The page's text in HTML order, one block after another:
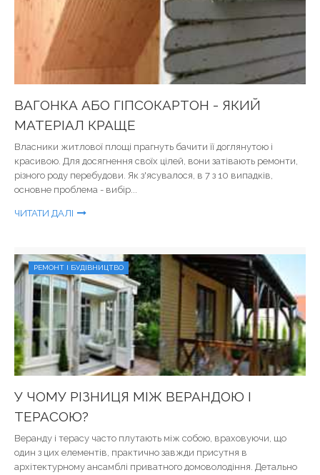
ВАГОНКА АБО ГІПСОКАРТОН - ЯКИЙ
МАТЕРІАЛ КРАЩЕ
Власники житлової площі прагнуть бачити її доглянутою і
красивою. Для досягнення своїх цілей, вони затівають ремонти,
різного роду перебудови. Як з'ясувалося, в 7 з 10 випадків,
основне проблема - вибір...
ЧИТАТИ ДАЛІ
РЕМОНТ І БУДІВНИЦТВО
У ЧОМУ РІЗНИЦЯ МІЖ ВЕРАНДОЮ І
ТЕРАСОЮ?
Веранду і терасу часто плутають між собою, враховуючи, що
один з цих елементів, практично завжди присутня в
архітектурному ансамблі приватного домоволодіння. Детально